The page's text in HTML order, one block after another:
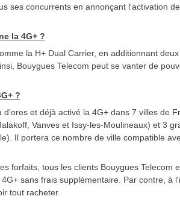
ses concurrents en annonçant l'activation
la 4G+ ?
la H+ Dual Carrier, en additionnant
Bouygues Telecom peut se vanter de
?
d'ores et déjà activé la 4G+ dans 7 villes de
Vanves et Issy-les-Moulineaux) et 3
Il portera ce nombre de ville compatible
forfaits, tous les clients Bouygues Telecom
sans frais supplémentaire. Par contre, à
tout racheter.